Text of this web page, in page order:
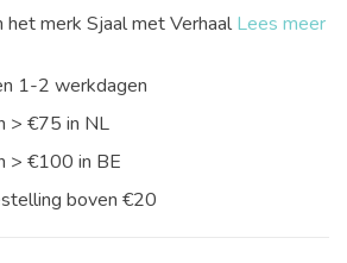
het merk Sjaal met VerhaalLees meer
1-2 werkdagen
> €75 in NL
> €100 in BE
boven €20